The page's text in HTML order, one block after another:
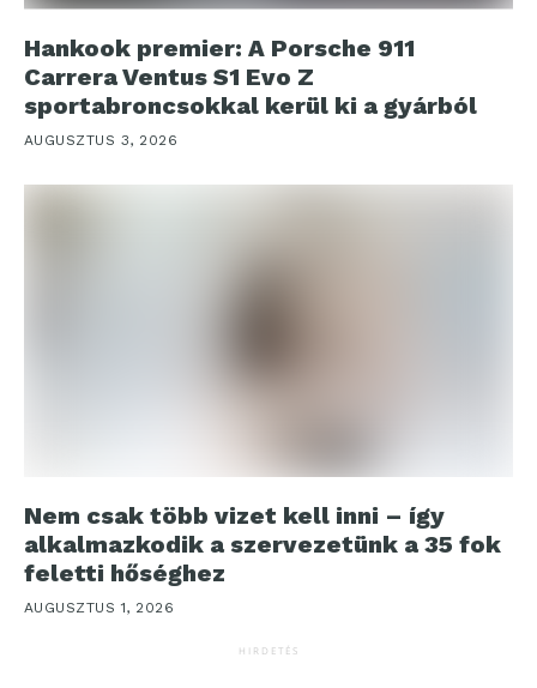
Hankook premier: A Porsche 911
Carrera Ventus S1 Evo Z
sportabroncsokkal kerül ki a gyárból
AUGUSZTUS 3, 2026
Nem csak több vizet kell inni – így
alkalmazkodik a szervezetünk a 35 fok
feletti hőséghez
AUGUSZTUS 1, 2026
HIRDETÉS